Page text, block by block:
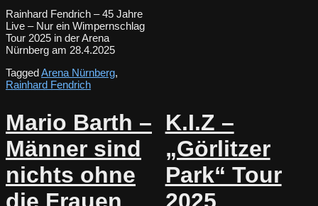
Rainhard Fendrich – 45 Jahre
Live – Nur ein Wimpernschlag
Tour 2025 in der Arena
Nürnberg am 28.4.2025
TaggedArena Nürnberg,
Rainhard Fendrich
Mario Barth –
Männer sind
nichts ohne
K.I.Z –
„Görlitzer
Park“ Tour